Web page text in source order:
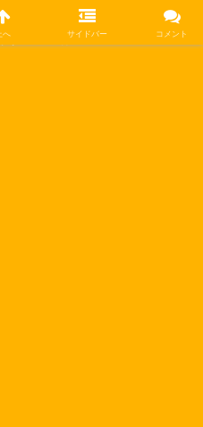
へ サイドバー コメント